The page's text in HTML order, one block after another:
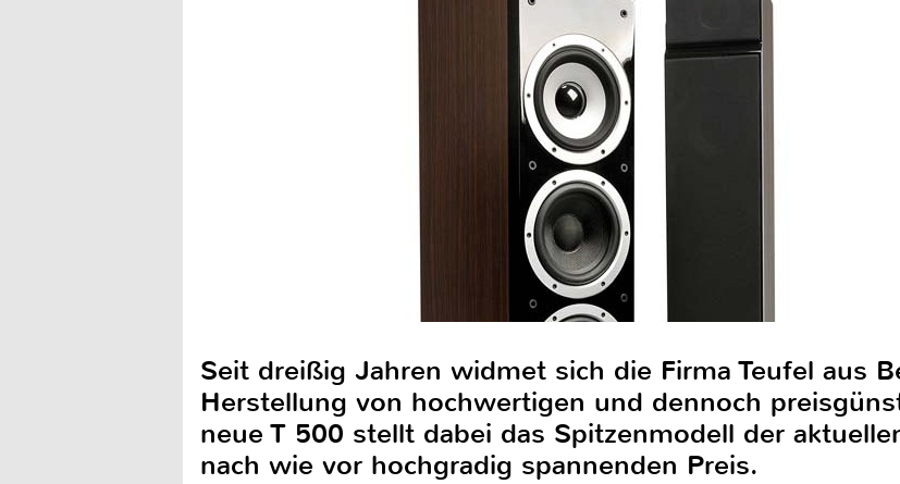
Seit dreißig Jahren widmet sich die Firma Teufel aus
Herstellung von hochwertigen und dennoch
neue T 500 stellt dabei das Spitzenmodell der
nach wie vor hochgradig spannenden Preis.